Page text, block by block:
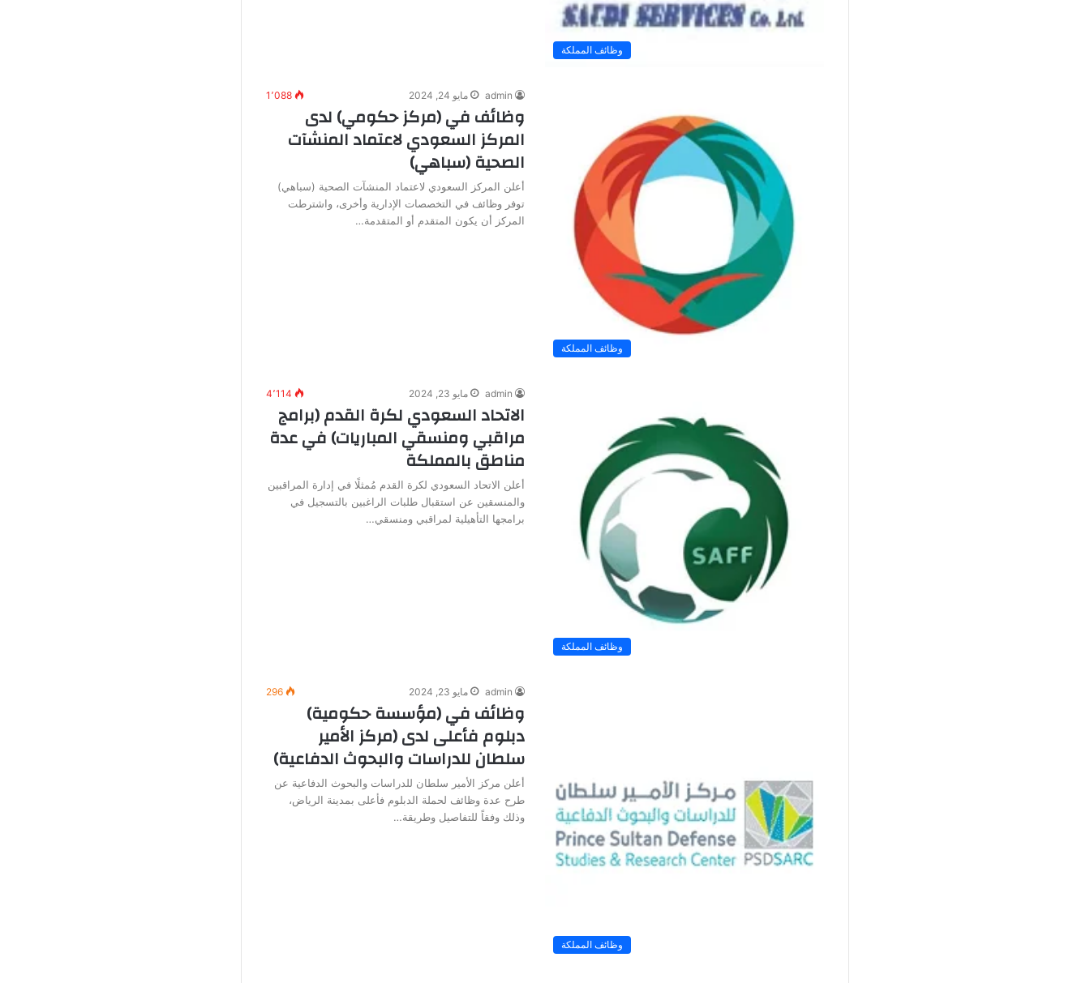
وظائف المملكة
وظائف المملكة
admin مايو 24, 2024 1٬088
وظائف في (مركز حكومي) لدى
المركز السعودي لاعتماد المنشآت
الصحية (سباهي)
أعلن المركز السعودي لاعتماد المنشآت الصحية (سباهي)
توفر وظائف في التخصصات الإدارية وأخرى، واشترطت
المركز أن يكون المتقدم أو المتقدمة…
وظائف المملكة
admin مايو 23, 2024 4٬114
الاتحاد السعودي لكرة القدم (برامج
مراقبي ومنسقي المباريات) في عدة
مناطق بالمملكة
أعلن الاتحاد السعودي لكرة القدم مُمثلًا في إدارة المراقبين
والمنسقين عن استقبال طلبات الراغبين بالتسجيل في
برامجها التأهيلية لمراقبي ومنسقي…
وظائف المملكة
admin مايو 23, 2024 296
وظائف في (مؤسسة حكومية)
دبلوم فأعلى لدى (مركز الأمير
سلطان للدراسات والبحوث الدفاعية)
أعلن مركز الأمير سلطان للدراسات والبحوث الدفاعية عن
طرح عدة وظائف لحملة الدبلوم فأعلى بمدينة الرياض،
وذلك وفقاً للتفاصيل وطريقة…